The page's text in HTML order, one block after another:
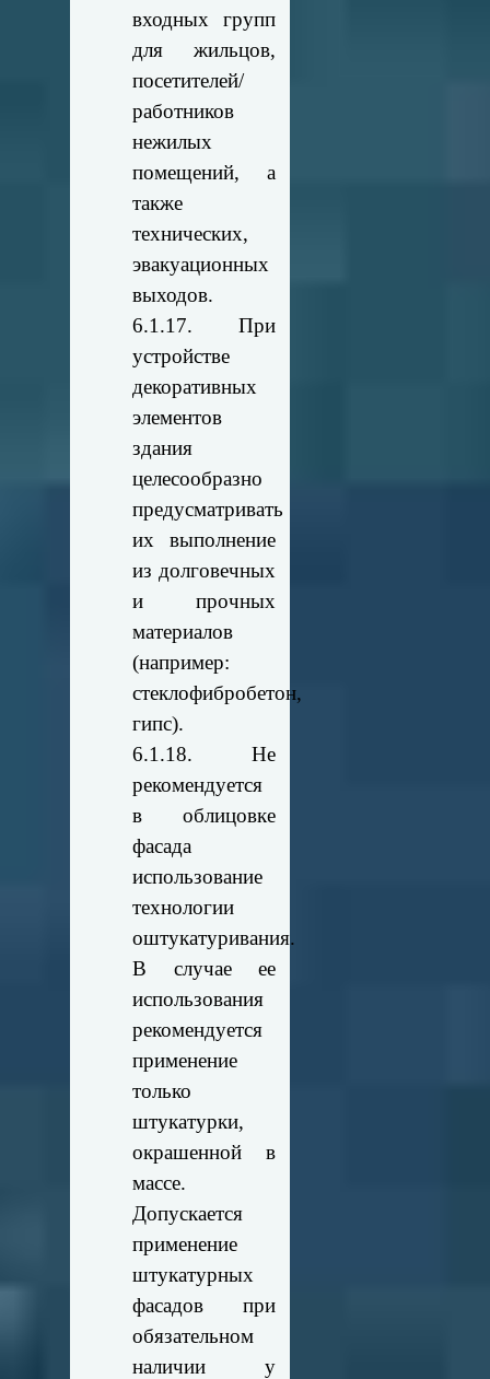
входных групп
для жильцов,
посетителей/
работников
нежилых
помещений, а
также
технических,
эвакуационных
выходов.
6.1.17. При
устройстве
декоративных
элементов
здания
целесообразно
предусматривать
их выполнение
из долговечных
и прочных
материалов
(например:
стеклофибробетон,
гипс).
6.1.18. Не
рекомендуется
в облицовке
фасада
использование
технологии
оштукатуривания.
В случае ее
использования
рекомендуется
применение
только
штукатурки,
окрашенной в
массе.
Допускается
применение
штукатурных
фасадов при
обязательном
наличии у